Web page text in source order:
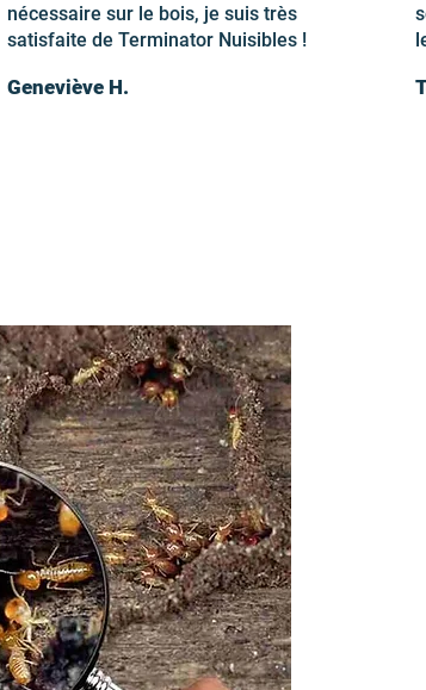
nécessaire sur le bois, je suis très
satisfaite de Terminator Nuisibles !
Geneviève H.